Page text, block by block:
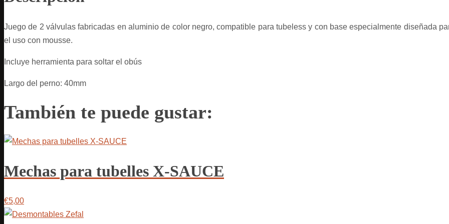
Juego de 2 válvulas fabricadas en aluminio de color negro, compatible para tubeless y con base especialmente diseñada
el uso con mousse.
Incluye herramienta para soltar el obús
Largo del perno: 40mm
También te puede gustar:
Mechas para tubelles X-SAUCE
€5,00